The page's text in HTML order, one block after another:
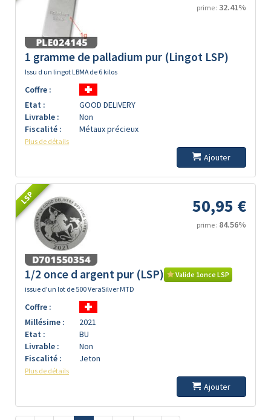
prime : 32.41%
1 gramme de palladium pur (Lingot LSP)
Issu d un lingot LBMA de 6 kilos
Coffre :
Etat :
GOOD DELIVERY
Livrable :
Non
Fiscalité :
Métaux précieux
Plus de détails
Ajouter
LSP 50,95 €
prime : 84.56%
1/2 once d argent pur (LSP)
Valide 1once LSP
issue d'un lot de 500 VeraSilver MTD
Coffre :
Millésime :
2021
Etat :
BU
Livrable :
Non
Fiscalité :
Jeton
Plus de détails
Ajouter